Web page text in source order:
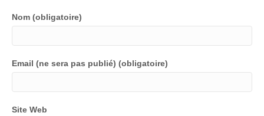
Nom (obligatoire)
Email (ne sera pas publié) (obligatoire)
Site Web